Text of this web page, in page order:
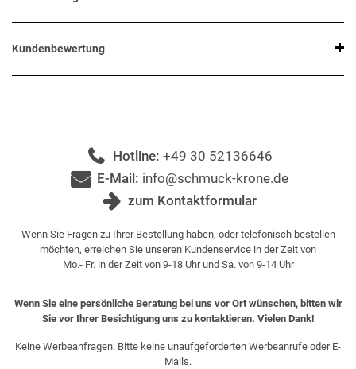
Kundenbewertung
Hotline: +49 30 52136646
E-Mail: info@schmuck-krone.de
zum Kontaktformular
Wenn Sie Fragen zu Ihrer Bestellung haben, oder telefonisch bestellen
möchten, erreichen Sie unseren Kundenservice in der Zeit von
Mo.- Fr. in der Zeit von 9-18 Uhr und Sa. von 9-14 Uhr
Wenn Sie eine persönliche Beratung bei uns vor Ort wünschen, bitten wir
Sie vor Ihrer Besichtigung uns zu kontaktieren. Vielen Dank!
Keine Werbeanfragen: Bitte keine unaufgeforderten Werbeanrufe oder E-
Mails.